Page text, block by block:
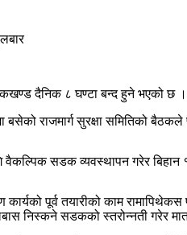
दैनिक ८ घण्टा बन्द हुने भएको छ ।
राजमार्ग सुरक्षा समितिको बैठकले
वैकल्पिक सडक व्यवस्थापन गरेर
कार्यको पूर्व तयारीको काम
निस्कने सडकको स्तरोन्नती गरेर